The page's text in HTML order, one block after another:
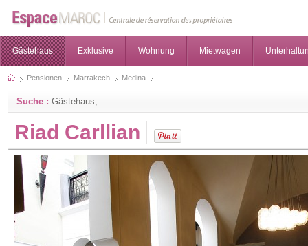
Gästehaus Exklusive Wohnung Mietwagen
Pensionen Marrakech Medina
Suche : Gästehaus,
Riad Carllian